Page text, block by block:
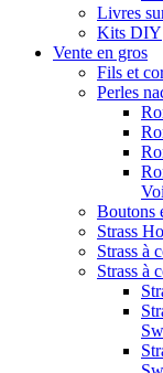
Livres
Kits DIY
Vente en gros
Fils et
Perles
Boutons
Strass
Strass à
Strass à